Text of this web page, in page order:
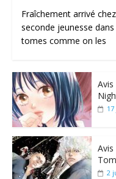
Fraîchement arrivé
seconde jeunesse
tomes comme on les
2